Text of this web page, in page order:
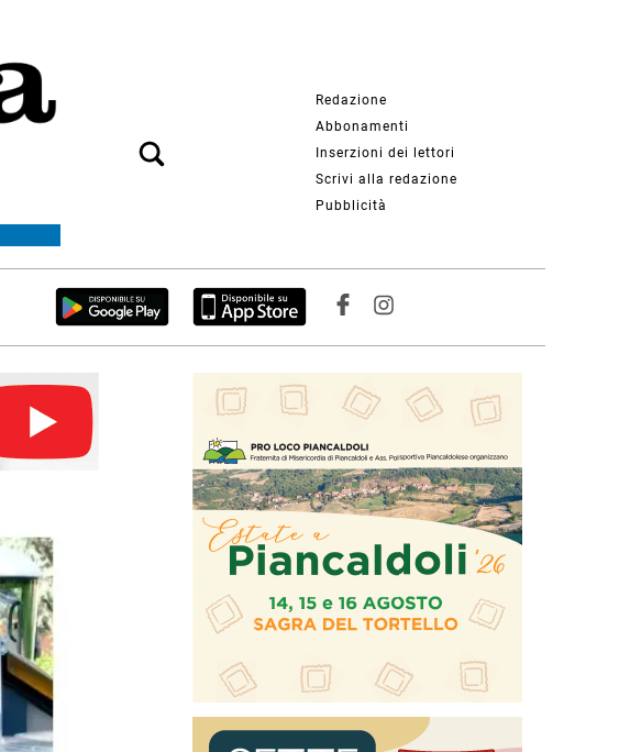
Redazione
Abbonamenti
Inserzioni dei lettori
Scrivi alla redazione
Pubblicità